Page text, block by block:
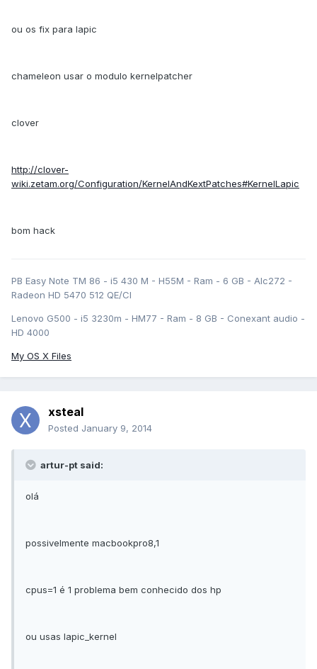
ou os fix para lapic
chameleon usar o modulo kernelpatcher
clover
http://clover-
wiki.zetam.org/Configuration/KernelAndKextPatches#KernelLapic
bom hack
PB Easy Note TM 86 - i5 430 M - H55M - Ram - 6 GB - Alc272 -
Radeon HD 5470 512 QE/CI
Lenovo G500 - i5 3230m - HM77 - Ram - 8 GB - Conexant audio -
HD 4000
My OS X Files
xsteal
Posted January 9, 2014
artur-pt said:
olá
possivelmente macbookpro8,1
cpus=1 é 1 problema bem conhecido dos hp
ou usas lapic_kernel